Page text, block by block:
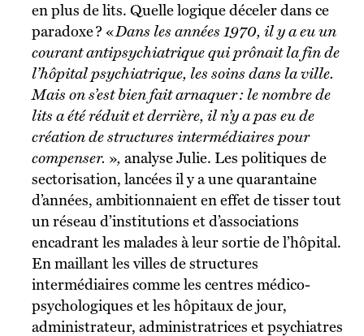
en plus de lits. Quelle logique déceler dans ce
paradoxe ? «Dans les années 1970, il y a eu un
courant antipsychiatrique qui prônait la fin de
l’hôpital psychiatrique, les soins dans la ville.
Mais on s’est bien fait arnaquer : le nombre de
lits a été réduit et derrière, il n’y a pas eu de
création de structures intermédiaires pour
compenser. », analyse Julie. Les politiques de
sectorisation, lancées il y a une quarantaine
d’années, ambitionnaient en effet de tisser tout
un réseau d’institutions et d’associations
encadrant les malades à leur sortie de l’hôpital.
En maillant les villes de structures
intermédiaires comme les centres médico-
psychologiques et les hôpitaux de jour,
administrateur, administratrices et psychiatres